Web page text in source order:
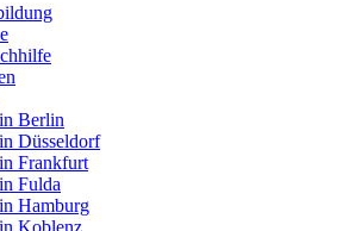
Berlin
Düsseldorf
Frankfurt
Fulda
Hamburg
Koblenz